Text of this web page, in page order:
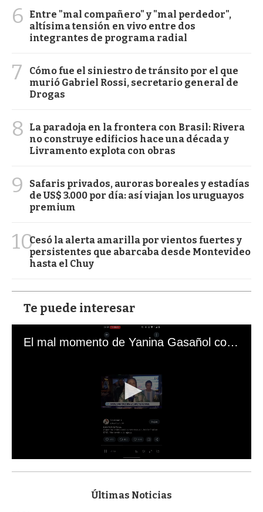
6
Entre "mal compañero" y "mal perdedor",
altísima tensión en vivo entre dos
integrantes de programa radial
7
Cómo fue el siniestro de tránsito por el que
murió Gabriel Rossi, secretario general de
Drogas
8
La paradoja en la frontera con Brasil: Rivera
no construye edificios hace una década y
Livramento explota con obras
9
Safaris privados, auroras boreales y estadías
de US$ 3.000 por día: así viajan los uruguayos
premium
10Cesó la alerta amarilla por vientos fuertes y
persistentes que abarcaba desde Montevideo
hasta el Chuy
Te puede interesar
El mal momento de Yanina Gasañol con un hincha argentino en "Subrayado"
s
Últimas Noticias